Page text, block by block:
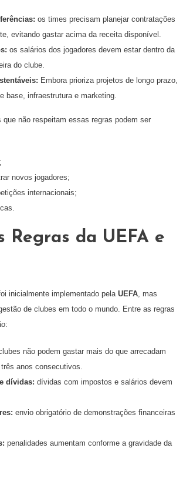
os times precisam planejar contratações
evitando gastar acima da receita disponível.
os salários dos jogadores devem estar dentro da
do clube.
Embora prioriza projetos de longo prazo,
base, infraestrutura e marketing.
que não respeitam essas regras podem ser
novos jogadores;
internacionais;
Regras da UEFA e
inicialmente implementado pela UEFA, mas
de clubes em todo o mundo. Entre as regras
não podem gastar mais do que arrecadam
anos consecutivos.
dívidas: dívidas com impostos e salários devem
envio obrigatório de demonstrações financeiras
penalidades aumentam conforme a gravidade da